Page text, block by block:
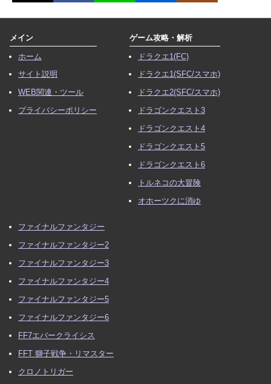
メイン
ホーム
サイト説明
WEB関連・ツール
プライバシーポリシー
ゲーム攻略・解析
ドラクエ1(FC)
ドラクエ1(SFC/スマホ)
ドラクエ2(SFC/スマホ)
ドラゴンクエスト3
ドラゴンクエスト4
ドラゴンクエスト5
ドラゴンクエスト6
トルネコの大冒険
オホーツクに消ゆ
ファイナルファンタジー
ファイナルファンタジー2
ファイナルファンタジー3
ファイナルファンタジー4
ファイナルファンタジー5
ファイナルファンタジー6
FF7エバークライシス
FFT 獅子戦争・リマスター
クロノトリガー